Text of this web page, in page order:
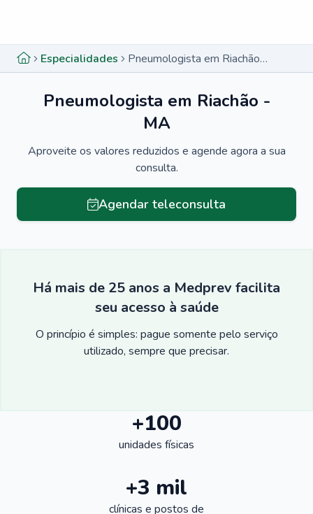
Especialidades Pneumologista em Riachão - MA
Pneumologista em Riachão -
MA
Aproveite os valores reduzidos e agende agora a sua
consulta.
Agendar teleconsulta
Há mais de 25 anos a Medprev facilita
seu acesso à saúde
O princípio é simples: pague somente pelo serviço
utilizado, sempre que precisar.
+100
unidades físicas
+3 mil
clínicas e postos de